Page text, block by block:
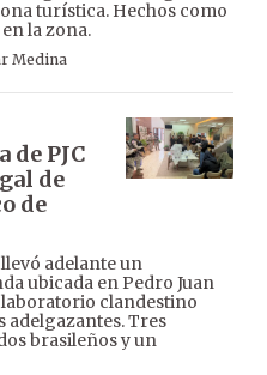
turística. Hechos como
la zona.
Medina
de PJC
de
de
adelante un
ubicada en Pedro Juan
laboratorio clandestino
adelgazantes. Tres
brasileños y un